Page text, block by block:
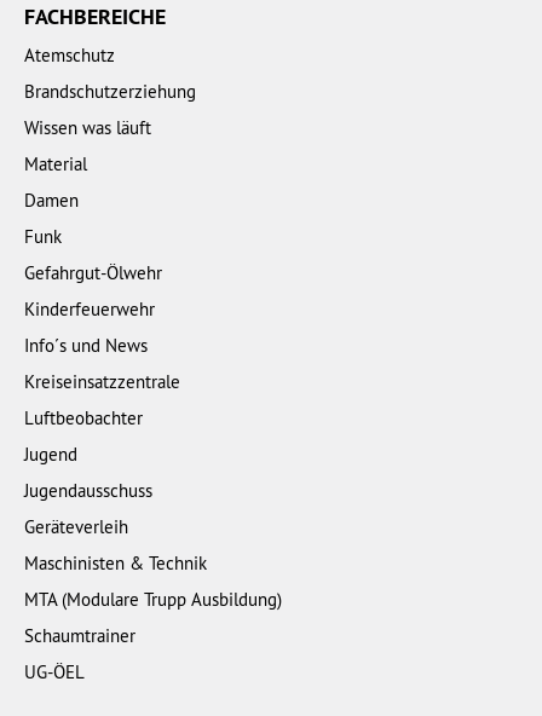
FACHBEREICHE
Atemschutz
Brandschutzerziehung
Wissen was läuft
Material
Damen
Funk
Gefahrgut-Ölwehr
Kinderfeuerwehr
Info´s und News
Kreiseinsatzzentrale
Luftbeobachter
Jugend
Jugendausschuss
Geräteverleih
Maschinisten & Technik
MTA (Modulare Trupp Ausbildung)
Schaumtrainer
UG-ÖEL